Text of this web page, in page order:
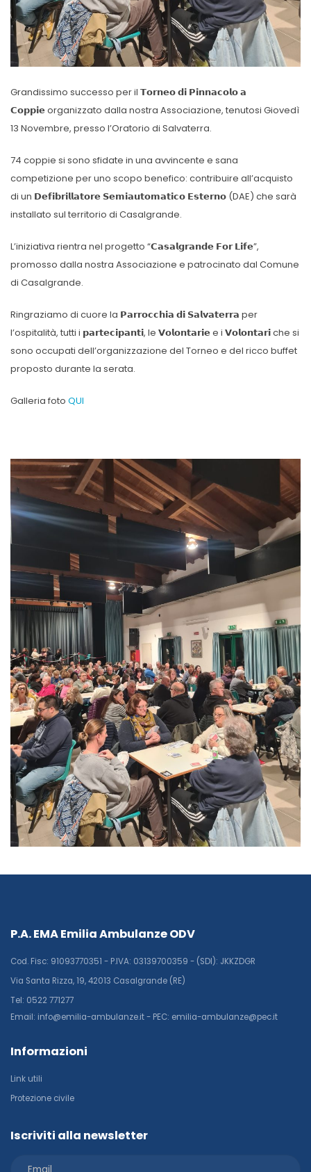
Grandissimo successo per il 𝗧𝗼𝗿𝗻𝗲𝗼 𝗱𝗶 𝗣𝗶𝗻𝗻𝗮𝗰𝗼𝗹𝗼 𝗮
𝗖𝗼𝗽𝗽𝗶𝗲 organizzato dalla nostra Associazione, tenutosi Giovedì
13 Novembre, presso l’Oratorio di Salvaterra.
74 coppie si sono sfidate in una avvincente e sana
competizione per uno scopo benefico: contribuire all’acquisto
di un 𝗗𝗲𝗳𝗶𝗯𝗿𝗶𝗹𝗹𝗮𝘁𝗼𝗿𝗲 𝗦𝗲𝗺𝗶𝗮𝘂𝘁𝗼𝗺𝗮𝘁𝗶𝗰𝗼 𝗘𝘀𝘁𝗲𝗿𝗻𝗼 (DAE) che sarà
installato sul territorio di Casalgrande.
L’iniziativa rientra nel progetto “𝗖𝗮𝘀𝗮𝗹𝗴𝗿𝗮𝗻𝗱𝗲 𝗙𝗼𝗿 𝗟𝗶𝗳𝗲”,
promosso dalla nostra Associazione e patrocinato dal Comune
di Casalgrande.
Ringraziamo di cuore la 𝗣𝗮𝗿𝗿𝗼𝗰𝗰𝗵𝗶𝗮 𝗱𝗶 𝗦𝗮𝗹𝘃𝗮𝘁𝗲𝗿𝗿𝗮 per
l’ospitalità, tutti i 𝗽𝗮𝗿𝘁𝗲𝗰𝗶𝗽𝗮𝗻𝘁𝗶, le 𝗩𝗼𝗹𝗼𝗻𝘁𝗮𝗿𝗶𝗲 e i 𝗩𝗼𝗹𝗼𝗻𝘁𝗮𝗿𝗶 che si
sono occupati dell’organizzazione del Torneo e del ricco buffet
proposto durante la serata.
Galleria foto QUI
P.A. EMA Emilia Ambulanze ODV
Cod. Fisc: 91093770351 - P.IVA: 03139700359 - (SDI): JKKZDGR
Via Santa Rizza, 19, 42013 Casalgrande (RE)
Tel: 0522 771277
Email: info@emilia-ambulanze.it - PEC: emilia-ambulanze@pec.it
Informazioni
Link utili
Protezione civile
Iscriviti alla newsletter